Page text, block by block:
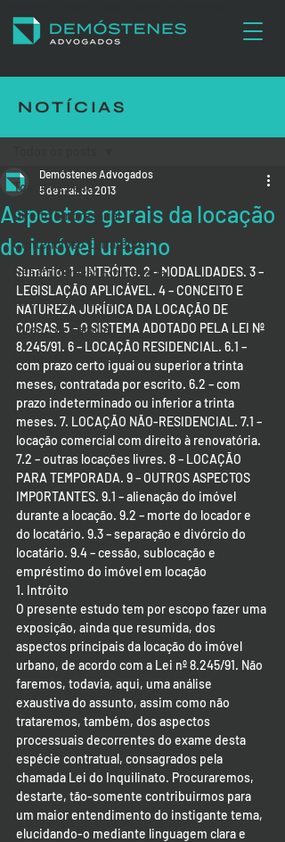
Advogados
Post
Todos os posts
Direito Empresarial
Contencioso Estratégico
Reestruturação Empresarial
Direito Trabalhista
Direito de Família
Direito Médico e da Saúde
Aspectos gerais da locação
do imóvel urbano
Demóstenes Advogados
5 de mai. de 2013
Sumário: 1 – INTRÓITO. 2 – MODALIDADES. 3 –
LEGISLAÇÃO APLICÁVEL. 4 – CONCEITO E
NATUREZA JURÍDICA DA LOCAÇÃO DE
COISAS. 5 – O SISTEMA ADOTADO PELA LEI Nº
8.245/91. 6 – LOCAÇÃO RESIDENCIAL. 6.1 –
com prazo certo igual ou superior a trinta
meses, contratada por escrito. 6.2 – com
prazo indeterminado ou inferior a trinta
meses. 7. LOCAÇÃO NÃO-RESIDENCIAL. 7.1 –
locação comercial com direito à renovatória.
7.2 – outras locações livres. 8 – LOCAÇÃO
PARA TEMPORADA. 9 – OUTROS ASPECTOS
IMPORTANTES. 9.1 – alienação do imóvel
durante a locação. 9.2 – morte do locador e
do locatário. 9.3 – separação e divórcio do
locatário. 9.4 – cessão, sublocação e
empréstimo do imóvel em locação
1. Intróito
O presente estudo tem por escopo fazer uma
exposição, ainda que resumida, dos
aspectos principais da locação do imóvel
urbano, de acordo com a Lei nº 8.245/91. Não
faremos, todavia, aqui, uma análise
exaustiva do assunto, assim como não
trataremos, também, dos aspectos
processuais decorrentes do exame desta
espécie contratual, consagrados pela
chamada Lei do Inquilinato. Procuraremos,
destarte, tão-somente contribuirmos para
um maior entendimento do instigante tema,
elucidando-o mediante linguagem clara e
NOTÍCIAS